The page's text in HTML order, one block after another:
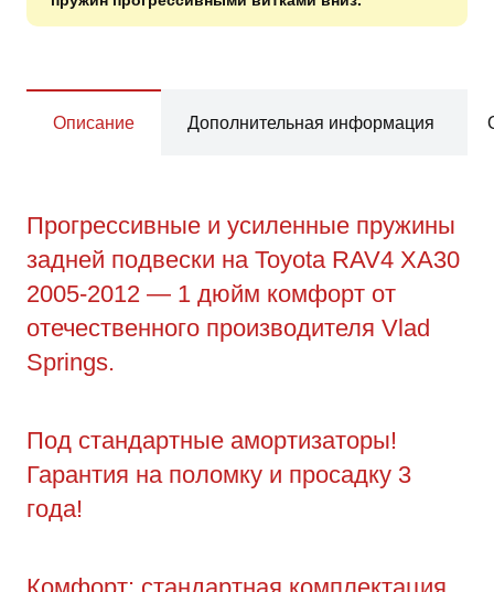
Описание Дополнительная информация
Прогрессивные и усиленные пружины
задней подвески на Toyota RAV4 XA30
2005-2012 — 1 дюйм комфорт от
отечественного производителя Vlad
Springs.
Под стандартные амортизаторы!
Гарантия на поломку и просадку 3
года!